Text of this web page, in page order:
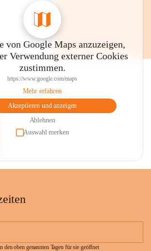
von Google Maps anzuzeigen,
Verwendung externer Cookies
zustimmen.
https://www.google.com/maps
Mehr erfahren
Akzeptieren und anzeigen
Ablehnen
Auswahl merken
den oben genannten Tagen für sie geöffnet